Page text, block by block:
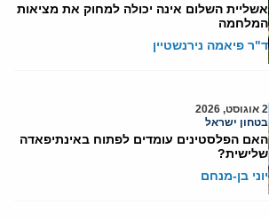
אשליית השלום אינה יכולה למחוק את מציאות
המלחמה
ד"ר פיאמה נירנשטיין
2 אוגוסט, 2026
בטחון ישראל
האם הפלסטינים עומדים לפתוח באינתיפאדה
שלישית?
יוני בן-מנחם